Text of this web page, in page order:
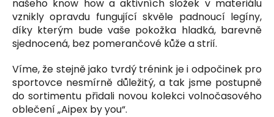
našeho know how a aktivních složek v materiálu
vznikly opravdu fungující skvěle padnoucí legíny,
díky kterým bude vaše pokožka hladká, barevně
sjednocená, bez pomerančové kůže a strií.
Víme, že stejně jako tvrdý trénink je i odpočinek pro
sportovce nesmírně důležitý, a tak jsme postupně
do sortimentu přidali novou kolekci volnočasového
oblečení „Aipex by you“.
č
u
j
m
e